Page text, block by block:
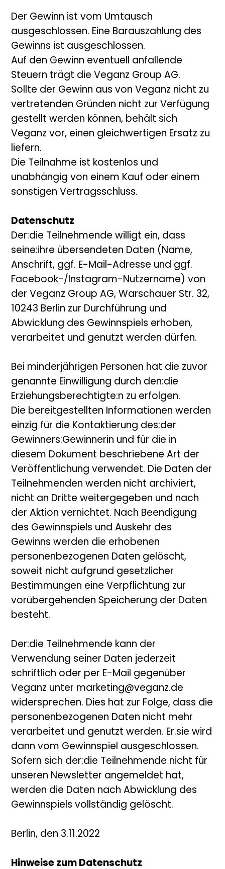
Der Gewinn ist vom Umtausch
ausgeschlossen. Eine Barauszahlung des
Gewinns ist ausgeschlossen.
Auf den Gewinn eventuell anfallende
Steuern trägt die Veganz Group AG.
Sollte der Gewinn aus von Veganz nicht zu
vertretenden Gründen nicht zur Verfügung
gestellt werden können, behält sich
Veganz vor, einen gleichwertigen Ersatz zu
liefern.
Die Teilnahme ist kostenlos und
unabhängig von einem Kauf oder einem
sonstigen Vertragsschluss.
Datenschutz
Der:die Teilnehmende willigt ein, dass
seine:ihre übersendeten Daten (Name,
Anschrift, ggf. E-Mail-Adresse und ggf.
Facebook-/Instagram-Nutzername) von
der Veganz Group AG, Warschauer Str. 32,
10243 Berlin zur Durchführung und
Abwicklung des Gewinnspiels erhoben,
verarbeitet und genutzt werden dürfen.
Bei minderjährigen Personen hat die zuvor
genannte Einwilligung durch den:die
Erziehungsberechtigte:n zu erfolgen.
Die bereitgestellten Informationen werden
einzig für die Kontaktierung des:der
Gewinners:Gewinnerin und für die in
diesem Dokument beschriebene Art der
Veröffentlichung verwendet. Die Daten der
Teilnehmenden werden nicht archiviert,
nicht an Dritte weitergegeben und nach
der Aktion vernichtet. Nach Beendigung
des Gewinnspiels und Auskehr des
Gewinns werden die erhobenen
personenbezogenen Daten gelöscht,
soweit nicht aufgrund gesetzlicher
Bestimmungen eine Verpflichtung zur
vorübergehenden Speicherung der Daten
besteht.
Der:die Teilnehmende kann der
Verwendung seiner Daten jederzeit
schriftlich oder per E-Mail gegenüber
Veganz unter marketing@veganz.de
widersprechen. Dies hat zur Folge, dass die
personenbezogenen Daten nicht mehr
verarbeitet und genutzt werden. Er.sie wird
dann vom Gewinnspiel ausgeschlossen.
Sofern sich der:die Teilnehmende nicht für
unseren Newsletter angemeldet hat,
werden die Daten nach Abwicklung des
Gewinnspiels vollständig gelöscht.
Berlin, den 3.11.2022
Hinweise zum Datenschutz